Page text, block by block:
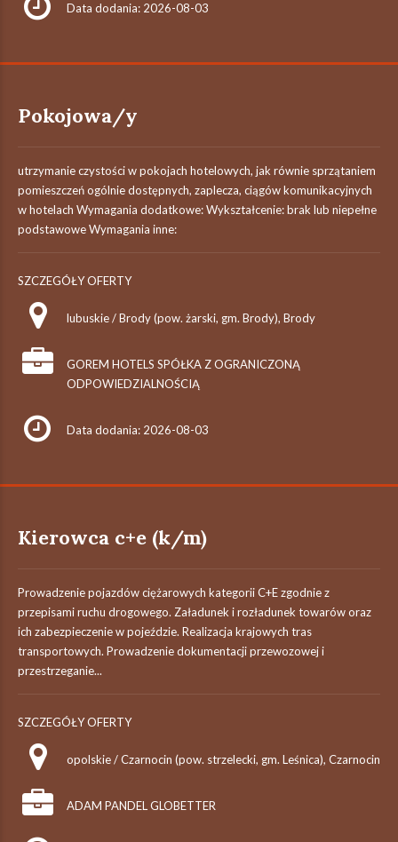
Data dodania: 2026-08-03
Pokojowa/y
utrzymanie czystości w pokojach hotelowych, jak równie sprzątaniem
pomieszczeń ogólnie dostępnych, zaplecza, ciągów komunikacyjnych
w hotelach Wymagania dodatkowe: Wykształcenie: brak lub niepełne
podstawowe Wymagania inne:
SZCZEGÓŁY OFERTY
lubuskie / Brody (pow. żarski, gm. Brody), Brody
GOREM HOTELS SPÓŁKA Z OGRANICZONĄ
ODPOWIEDZIALNOŚCIĄ
Data dodania: 2026-08-03
Kierowca c+e (k/m)
Prowadzenie pojazdów ciężarowych kategorii C+E zgodnie z
przepisami ruchu drogowego. Załadunek i rozładunek towarów oraz
ich zabezpieczenie w pojeździe. Realizacja krajowych tras
transportowych. Prowadzenie dokumentacji przewozowej i
przestrzeganie...
SZCZEGÓŁY OFERTY
opolskie / Czarnocin (pow. strzelecki, gm. Leśnica), Czarnocin
ADAM PANDEL GLOBETTER